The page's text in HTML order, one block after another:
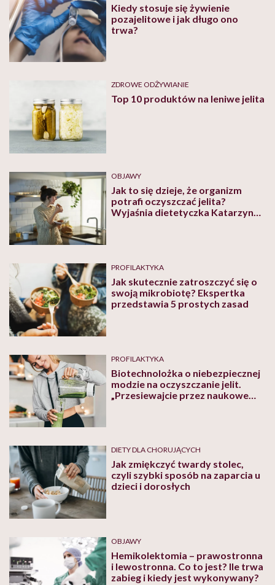
Kiedy stosuje się żywienie
pozajelitowe i jak długo ono
trwa?
ZDROWE ODŻYWIANIE
Top 10 produktów na leniwe jelita
OBJAWY
Jak to się dzieje, że organizm
potrafi oczyszczać jelita?
Wyjaśnia dietetyczka Katarzyna
PROFILAKTYKA
Jak skutecznie zatroszczyć się o
swoją mikrobiotę? Ekspertka
przedstawia 5 prostych zasad
PROFILAKTYKA
Biotechnolożka o niebezpiecznej
modzie na oczyszczanie jelit.
„Przesiewajcie przez naukowe
DIETY DLA CHORUJĄCYCH
Jak zmiękczyć twardy stolec,
czyli szybki sposób na zaparcia u
dzieci i dorosłych
OBJAWY
Hemikolektomia – prawostronna
i lewostronna. Co to jest? Ile trwa
zabieg i kiedy jest wykonywany?